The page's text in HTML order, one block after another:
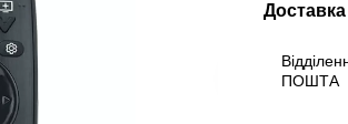
Доставка
ПОШТА